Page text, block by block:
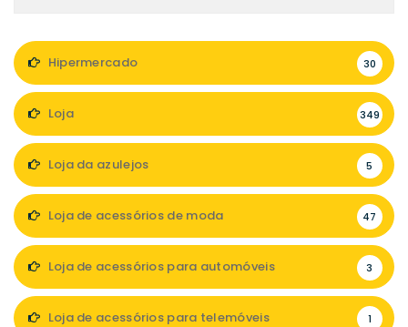
Hipermercado 30
Loja 349
Loja da azulejos 5
Loja de acessórios de moda 47
Loja de acessórios para automóveis 3
Loja de acessórios para telemóveis 1